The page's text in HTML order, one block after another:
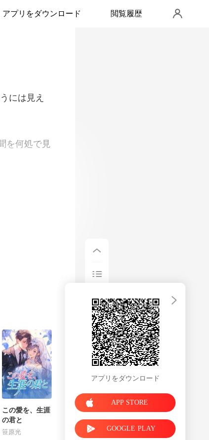
アプリをダウンロード 閲覧履歴
だ。 その
誰が持っ
この愛を、生涯
の君と
笹原光
アプリをダウンロード
APP STORE
GOOGLE PLAY